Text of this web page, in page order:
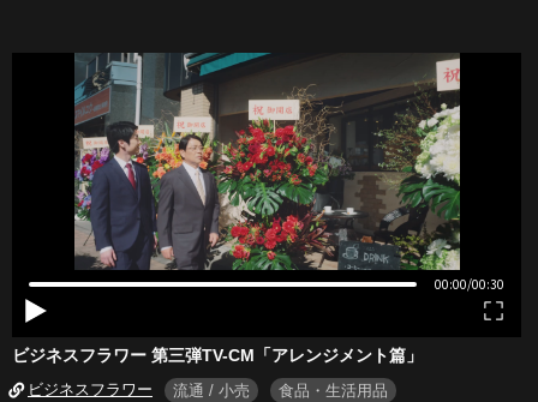
ビジネスフラワー 第三弾TV-CM「アレンジメント篇」
ビジネスフラワー 流通 / 小売 食品・生活用品